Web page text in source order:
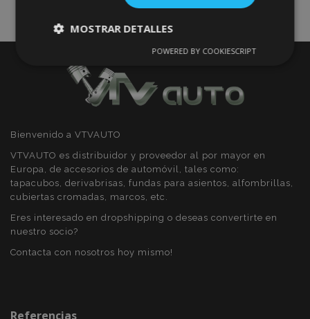
Bienvenido a VTVAUTO
VTVAUTO es distribuidor y proveedor al por mayor en
Europa, de accesorios de automóvil, tales como:
tapacubos, derivabrisas, fundas para asientos, alfombrillas,
cubiertas cromadas, marcos, etc.
Eres interesado en dropshipping o deseas convertirte en
nuestro socio?
Contacta con nosotros hoy mismo!
Referencias
MOSTRAR DETALLES
estrictamente
necesarias
Cookies de
Cookies de
Cookies de rendimiento
POWERED BY COOKIESCRIPT